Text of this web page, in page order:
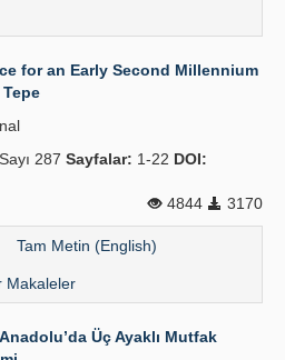
for an Early Second Millennium
287 Sayfalar: 1-22 DOI:
4844
3170
Tam Metin (English)
Makaleler
Üç Ayaklı Mutfak